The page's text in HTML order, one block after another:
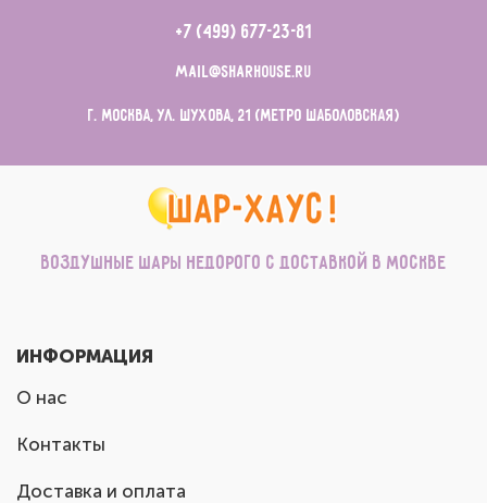
+7 (499) 677-23-81
mail@sharhouse.ru
г. Москва, ул. Шухова, 21 (метро Шаболовская)
Воздушные шары недорого с доставкой в Москве
ИНФОРМАЦИЯ
О нас
Контакты
Доставка и оплата